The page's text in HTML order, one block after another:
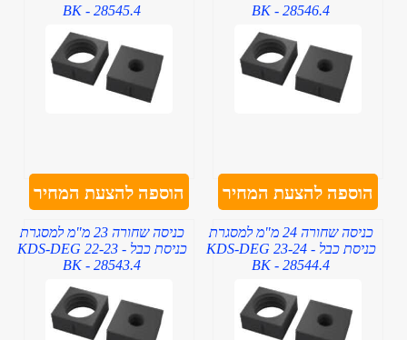
BK - 28546.4
הוספה להצעת המחיר
BK - 28545.4
הוספה להצעת המחיר
כניסה שחורה 24 מ"מ למסגרת
כניסת כבל - KDS-DEG 23-24
BK - 28544.4
כניסה שחורה 23 מ"מ למסגרת
כניסת כבל - KDS-DEG 22-23
BK - 28543.4